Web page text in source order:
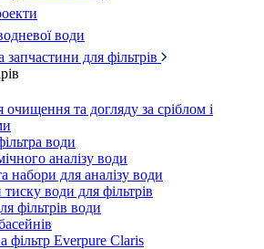
води
запчастини для фільтрів
очищення та догляду за сріблом і
води
аналізу води
набори для аналізу води
води для фільтрів
фільтрів води
фільтр Everpure Claris